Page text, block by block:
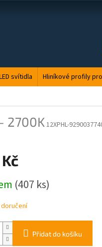
svítidla Hliníkové profily
2700K12XPHL-
(407 ks)
Přidat do košíku